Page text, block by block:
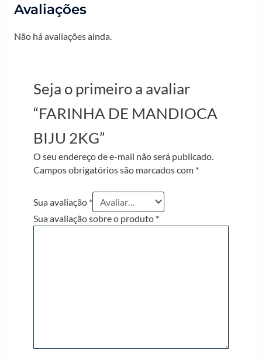
Avaliações
Não há avaliações ainda.
Seja o primeiro a avaliar
“FARINHA DE MANDIOCA
BIJU 2KG”
O seu endereço de e-mail não será publicado.
Campos obrigatórios são marcados com *
Sua avaliação *
Sua avaliação sobre o produto *